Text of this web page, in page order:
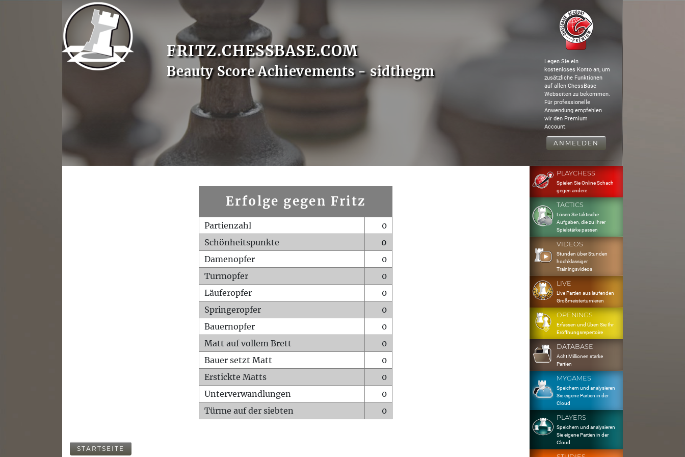
FRITZ.CHESSBASE.COM
Beauty Score Achievements - sidthegm
Legen Sie ein
kostenloses Konto an, um
zusätzliche Funktionen
auf allen ChessBase
Webseiten zu bekommen.
Für professionelle
Anwendung empfehlen
wir den Premium
Account.
ANMELDEN
Erfolge gegen Fritz
Partienzahl
0
Schönheitspunkte
0
Damenopfer
0
Turmopfer
0
Läuferopfer
0
Springeropfer
0
Bauernopfer
0
Matt auf vollem Brett
0
Bauer setzt Matt
0
Erstickte Matts
0
Unterverwandlungen
0
Türme auf der siebten
0
STARTSEITE
PLAYCHESS
Spielen Sie Online Schach
gegen andere
TACTICS
Lösen Sie taktische
Aufgaben, die zu Ihrer
Spielstärke passen
VIDEOS
Stunden über Stunden
hochklassiger
Trainingsvideos
LIVE
Live Partien aus laufenden
Großmeisterturnieren
OPENINGS
Erfassen und Üben Sie Ihr
Eröffnungsrepertoire
DATABASE
Acht Millionen starke
Partien
MYGAMES
Speichern und analysieren
Sie eigene Partien in der
Cloud
PLAYERS
Speichern und analysieren
Sie eigene Partien in der
Cloud